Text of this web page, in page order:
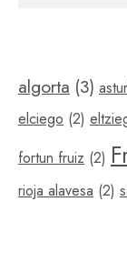
algorta (3)
elciego (2)
fortun fruiz (2)
rioja alavesa (2)